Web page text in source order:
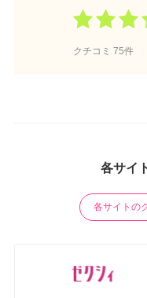
クチコミ 75件
各サイ
各サイトの